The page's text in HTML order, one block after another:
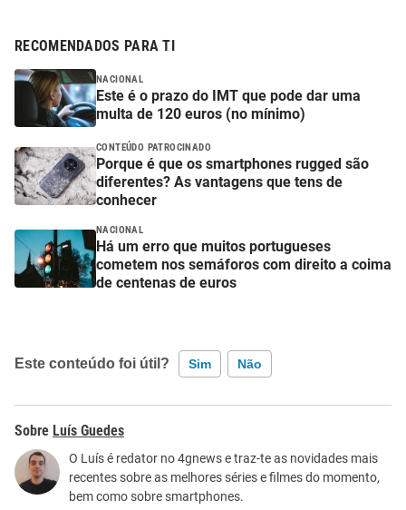
RECOMENDADOS PARA TI
NACIONAL
Este é o prazo do IMT que pode dar uma
multa de 120 euros (no mínimo)
CONTEÚDO PATROCINADO
Porque é que os smartphones rugged são
diferentes? As vantagens que tens de
conhecer
NACIONAL
Há um erro que muitos portugueses
cometem nos semáforos com direito a coima
de centenas de euros
Este conteúdo foi útil? Sim Não
Este conteúdo contém informação incorreta
Este conteúdo não tem a informação que procuro
Outro
Luís Guedes
O Luís é redator no 4gnews e traz-te as novidades mais
recentes sobre as melhores séries e filmes do momento,
bem como sobre smartphones.